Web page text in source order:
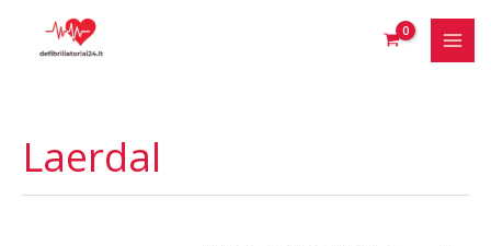
turinio
Laerdal